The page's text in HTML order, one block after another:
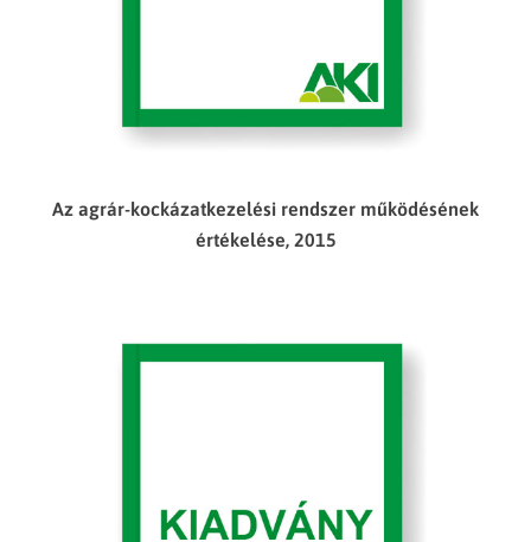
Az agrár-kockázatkezelési rendszer működésének
értékelése, 2015